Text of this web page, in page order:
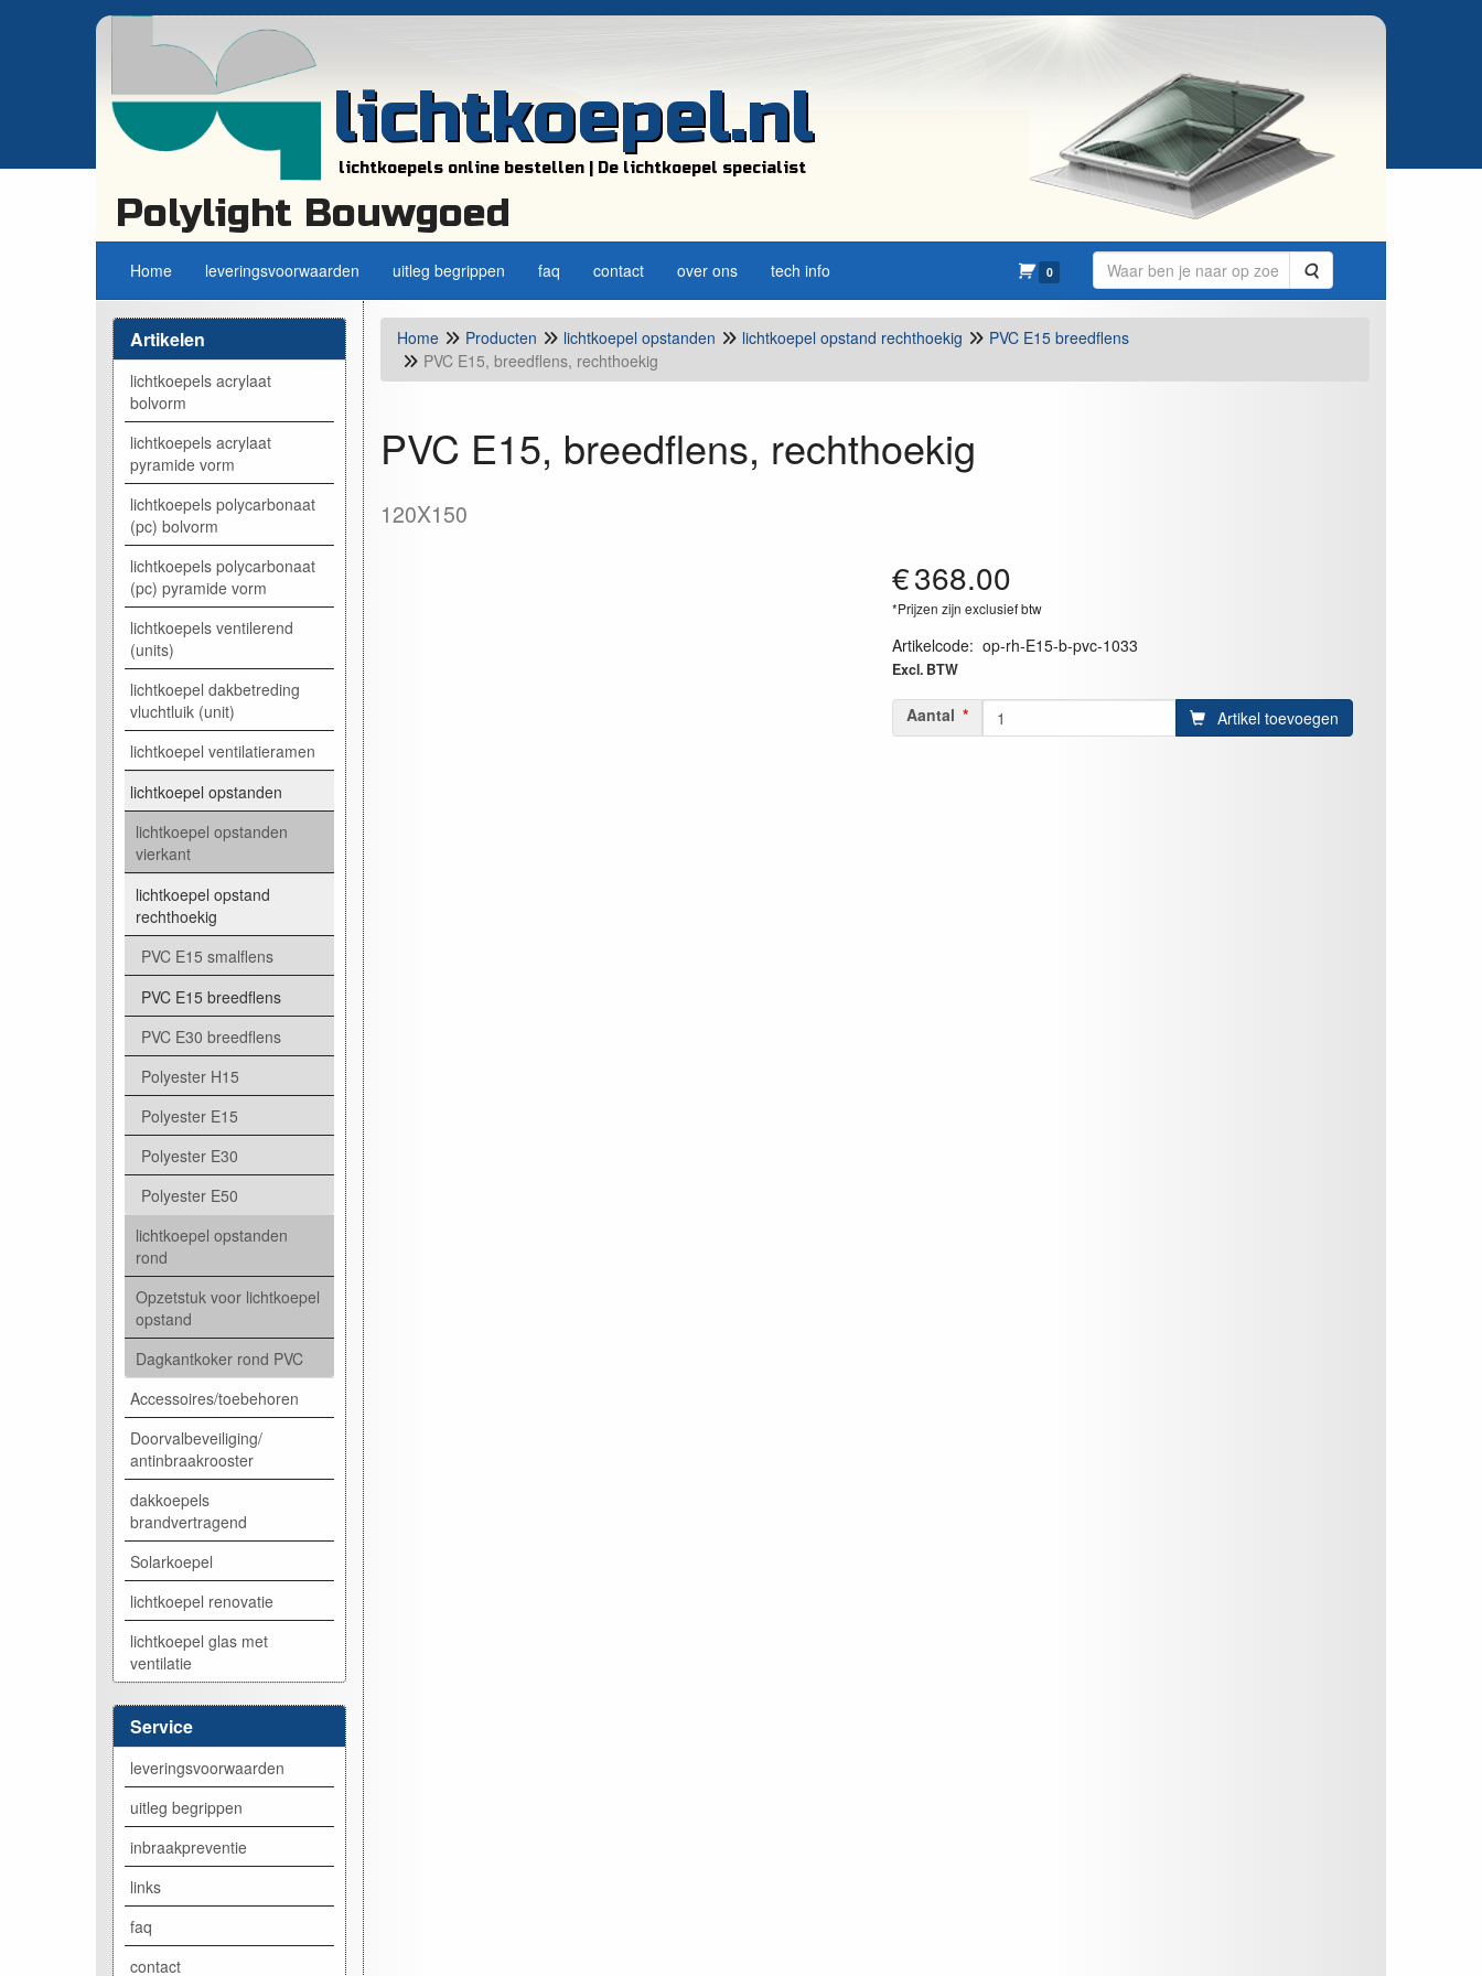
lichtkoepel.nl
lichtkoepels online bestellen | De lichtkoepel specialist
Polylight Bouwgoed
Home leveringsvoorwaarden uitleg begrippen faq contact over ons tech info 0 Zoeken
Artikelen
lichtkoepels acrylaat
bolvorm
lichtkoepels acrylaat
pyramide vorm
lichtkoepels polycarbonaat
(pc) bolvorm
lichtkoepels polycarbonaat
(pc) pyramide vorm
lichtkoepels ventilerend
(units)
lichtkoepel dakbetreding
vluchtluik (unit)
lichtkoepel ventilatieramen
lichtkoepel opstanden
lichtkoepel opstanden
vierkant
lichtkoepel opstand
rechthoekig
PVC E15 smalflens
PVC E15 breedflens
PVC E30 breedflens
Polyester H15
Polyester E15
Polyester E30
Polyester E50
lichtkoepel opstanden
rond
Opzetstuk voor lichtkoepel
opstand
Dagkantkoker rond PVC
Accessoires/toebehoren
Doorvalbeveiliging/
antinbraakrooster
dakkoepels
brandvertragend
Solarkoepel
lichtkoepel renovatie
lichtkoepel glas met
ventilatie
Service
leveringsvoorwaarden
uitleg begrippen
inbraakpreventie
links
faq
contact
Home Producten lichtkoepel opstanden lichtkoepel opstand rechthoekig
PVC E15 breedflens
PVC E15, breedflens, rechthoekig
PVC E15, breedflens, rechthoekig
120X150
€368.00
*Prijzen zijn exclusief btw
Artikelcode: op-rh-E15-b-pvc-1033
Excl. BTW
Aantal Artikel toevoegen